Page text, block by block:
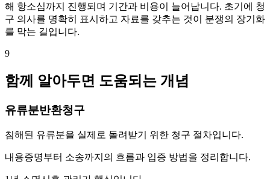
해 항소심까지 진행되며 기간과 비용이 늘어납니다. 초기에 청
구 의사를 명확히 표시하고 자료를 갖추는 것이 분쟁의 장기화
를 막는 길입니다.
9
함께 알아두면 도움되는 개념
유류분반환청구
침해된 유류분을 실제로 돌려받기 위한 청구 절차입니다.
내용증명부터 소송까지의 흐름과 입증 방법을 정리합니다.